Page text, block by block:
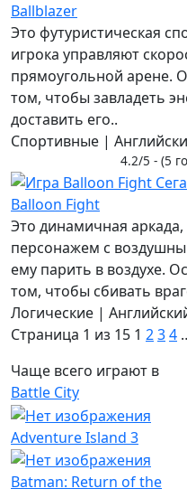
Ballblazer
Это футуристическая
игрока управляют
прямоугольной арене.
том, чтобы завладеть
доставить его..
Спортивные |
4.2/5 - (5
Balloon Fight
Это динамичная аркада,
персонажем с
ему парить в воздухе.
том, чтобы сбивать
Логические |
Страница 1 из 15 1 234
Чаще всего играют в
Battle City
Adventure Island 3
Batman: Return of the